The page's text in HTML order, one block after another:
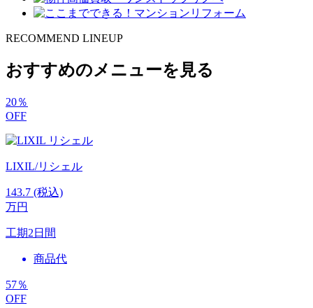
RECOMMEND LINEUP
おすすめのメニューを見る
20％
OFF
LIXIL/リシェル
143.7 (税込)
万円
工期2日間
商品代
57％
OFF